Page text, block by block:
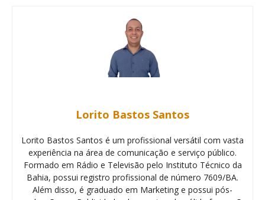
Lorito Bastos Santos
Lorito Bastos Santos é um profissional versátil com vasta
experiência na área de comunicação e serviço público.
Formado em Rádio e Televisão pelo Instituto Técnico da
Bahia, possui registro profissional de número 7609/BA.
Além disso, é graduado em Marketing e possui pós-